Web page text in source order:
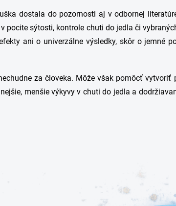
dostala do pozornosti aj v odbornej
pocite sýtosti, kontrole chuti do jedla či
ani o univerzálne výsledky, skôr o jemné
za človeka. Môže však pomôcť
menšie výkyvy v chuti do jedla a